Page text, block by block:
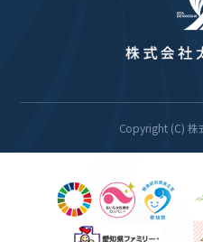
Copyright (C) 株